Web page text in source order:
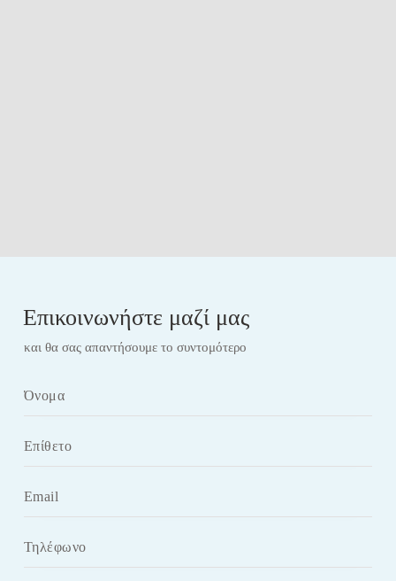
Επικοινωνήστε μαζί μας
και θα σας απαντήσουμε το συντομότερο